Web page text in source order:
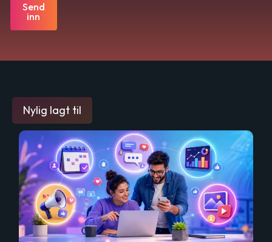
Send
inn
Nylig lagt til